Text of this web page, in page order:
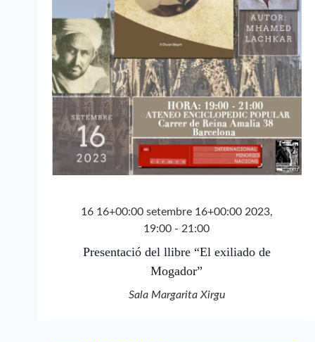
16 16+00:00 setembre 16+00:00 2023,
19:00 - 21:00
Presentació del llibre “El exiliado de
Mogador”
Sala Margarita Xirgu